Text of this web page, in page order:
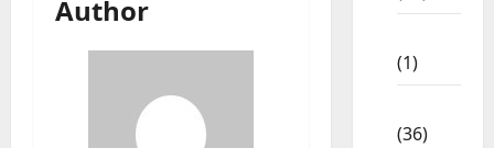
Author
(1)
(36)